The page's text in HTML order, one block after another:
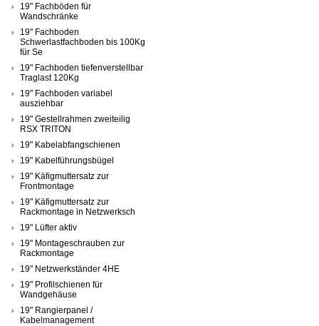
19" Fachböden für
Wandschränke
19" Fachboden
Schwerlastfachboden bis 100Kg
für Se
19" Fachboden tiefenverstellbar
Traglast 120Kg
19" Fachboden variabel
ausziehbar
19" Gestellrahmen zweiteilig
RSX TRITON
19" Kabelabfangschienen
19" Kabelführungsbügel
19" Käfigmuttersatz zur
Frontmontage
19" Käfigmuttersatz zur
Rackmontage in Netzwerksch
19" Lüfter aktiv
19" Montageschrauben zur
Rackmontage
19" Netzwerkständer 4HE
19" Profilschienen für
Wandgehäuse
19" Rangierpanel /
Kabelmanagement